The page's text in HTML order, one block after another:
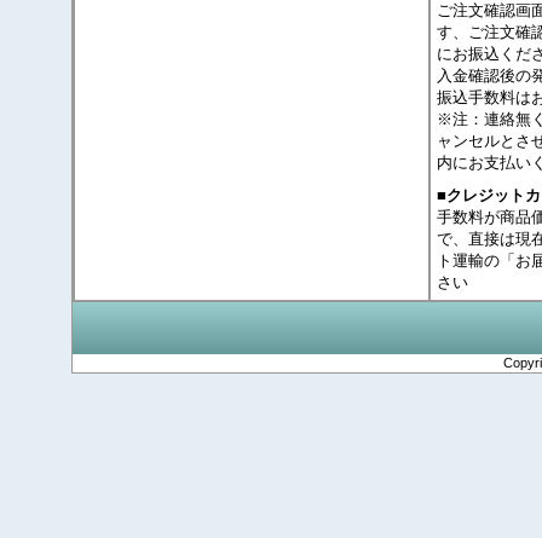
ご注文確認画
す、ご注文確
にお振込くだ
入金確認後の
振込手数料は
※注：連絡無
ャンセルとさ
内にお支払い
■クレジット
手数料が商品
で、直接は現
ト運輸の「お
さい